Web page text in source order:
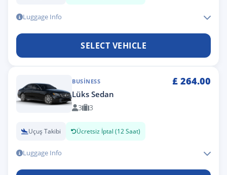
Luggage Info
SELECT VEHICLE
BUSINESS £ 264.00
Lüks Sedan
3 3
Uçuş Takibi Ücretsiz İptal (12 Saat)
Luggage Info